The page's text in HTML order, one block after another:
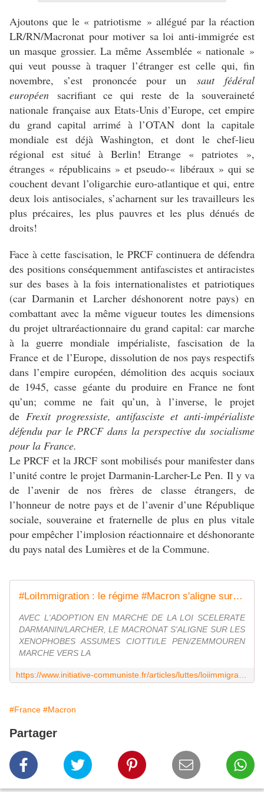
Ajoutons que le « patriotisme » allégué par la réaction
LR/RN/Macronat pour motiver sa loi anti-immigrée est
un masque grossier. La même Assemblée « nationale »
qui veut pousse à traquer l’étranger est celle qui, fin
novembre, s’est prononcée pour unsaut fédéral
européen sacrifiant ce qui reste de la souveraineté
nationale française aux Etats-Unis d’Europe, cet empire
du grand capital arrimé à l’OTAN dont la capitale
mondiale est déjà Washington, et dont le chef-lieu
régional est situé à Berlin! Etrange « patriotes »,
étranges « républicains » et pseudo-« libéraux » qui se
couchent devant l’oligarchie euro-atlantique et qui, entre
deux lois antisociales, s’acharnent sur les travailleurs les
plus précaires, les plus pauvres et les plus dénués de
droits!
Face à cette fascisation, le PRCF continuera de défendra
des positions conséquemment antifascistes et antiracistes
sur des bases à la fois internationalistes et patriotiques
(car Darmanin et Larcher déshonorent notre pays) en
combattant avec la même vigueur toutes les dimensions
du projet ultraréactionnaire du grand capital: car marche
à la guerre mondiale impérialiste, fascisation de la
France et de l’Europe, dissolution de nos pays respectifs
dans l’empire européen, démolition des acquis sociaux
de 1945, casse géante du produire en France ne font
qu’un; comme ne fait qu’un, à l’inverse, le projet
de Frexit progressiste, antifasciste et anti-impérialiste
défendu par le PRCF dans la perspective du socialisme
pour la France.
Le PRCF et la JRCF sont mobilisés pour manifester dans
l’unité contre le projet Darmanin-Larcher-Le Pen. Il y va
de l’avenir de nos frères de classe étrangers, de
l’honneur de notre pays et de l’avenir d’une République
sociale, souveraine et fraternelle de plus en plus vitale
pour empêcher l’implosion réactionnaire et déshonorante
du pays natal des Lumières et de la Commune.
#LoiImmigration : le régime #Macron s'aligne sur Ciotti Le Pen Zemmour, la xénophobie d'Etat assumée, la fascisation, la destruction de la République - INITIATIVE COMMUNISTE
AVEC L'ADOPTION EN MARCHE DE LA LOI SCELERATE
DARMANIN/LARCHER, LE MACRONAT S'ALIGNE SUR LES
XENOPHOBES ASSUMES CIOTTI/LE PEN/ZEMMOUREN
MARCHE VERS LA
#France #Macron
Partager